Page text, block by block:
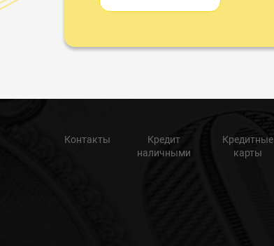
Контакты
Кредит
наличными
Кредитные
карты